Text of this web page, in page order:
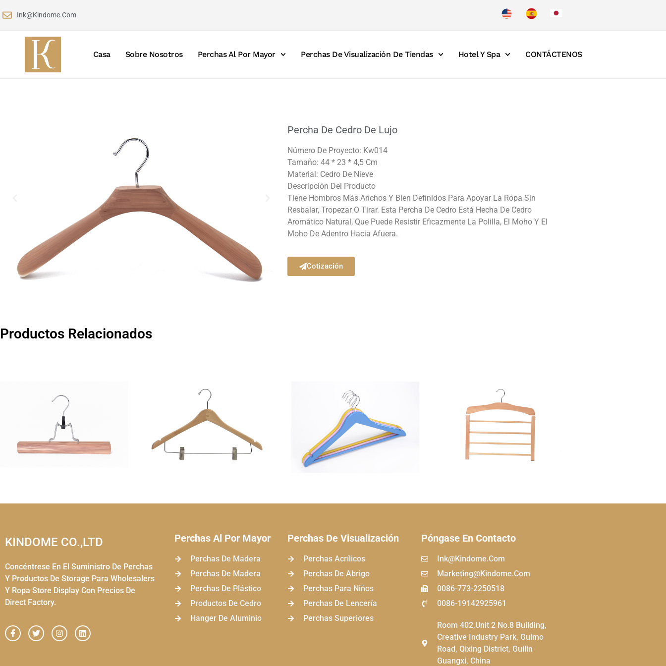
Ink@kindome.com
Casa Sobre Nosotros Perchas Al Por Mayor Perchas De Visualización De Tiendas Hotel Y Spa CONTÁCTENOS
Percha De Cedro De Lujo
Número De Proyecto: Kw014
Tamaño: 44 * 23 * 4,5 Cm
Material: Cedro De Nieve
Descripción Del Producto
Tiene Hombros Más Anchos Y Bien Definidos Para Apoyar La Ropa Sin
Resbalar, Tropezar O Tirar. Esta Percha De Cedro Está Hecha De Cedro
Aromático Natural, Que Puede Resistir Eficazmente La Polilla, El Moho Y El
Moho De Adentro Hacia Afuera.
Cotización
Productos Relacionados
KINDOME CO.,LTD
Concéntrese En El Suministro De Perchas
Y Productos De Storage Para Wholesalers
Y Ropa Store Display Con Precios De
Direct Factory.
Perchas Al Por Mayor
Perchas De Madera
Perchas De Madera
Perchas De Plástico
Productos De Cedro
Hanger De Aluminio
Perchas De Visualización
Perchas Acrílicos
Perchas De Abrigo
Perchas Para Niños
Perchas De Lencería
Perchas Superiores
Póngase En Contacto
Ink@kindome.com
Marketing@kindome.com
0086-773-2250518
0086-19142925961
Room 402,Unit 2 No.8 Building,
Creative Industry Park, Guimo
Road, Qixing District, Guilin
Guangxi, China